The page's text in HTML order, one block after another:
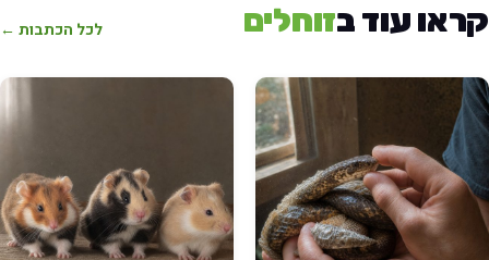
עוד בזוחלים לכל הכתבות ←